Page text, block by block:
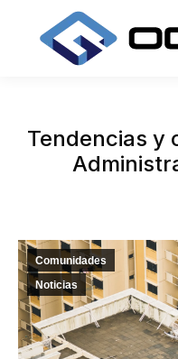
Tendencias y
Comunidades
Noticias